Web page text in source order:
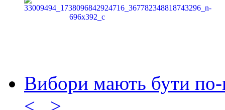
Вибори мають бути по-